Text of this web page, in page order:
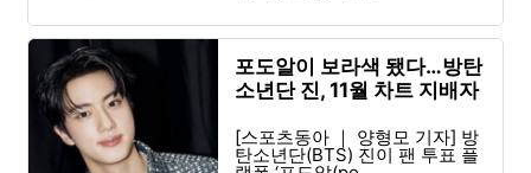
포도알이 보라색 됐다…방탄
소년단 진, 11월 차트 지배자
[스포츠동아 ｜ 양형모 기자] 방
탄소년단(BTS) 진이 팬 투표 플